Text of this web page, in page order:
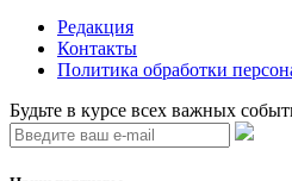
Редакция
Контакты
Политика обработки
Будьте в курсе всех важных